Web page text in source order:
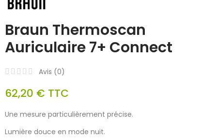
Braun Thermoscan
Auriculaire 7+ Connect
Avis (0)
62,20 € TTC
Une mesure particulièrement précise.
Lumière douce en mode nuit.